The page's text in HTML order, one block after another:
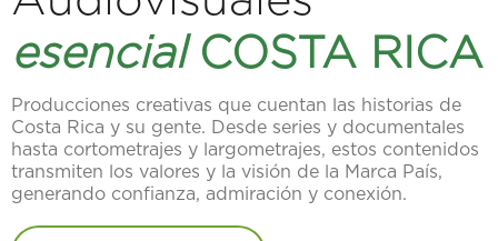
esencial COSTA RICA
Producciones creativas que cuentan las historias de
Costa Rica y su gente. Desde series y documentales
hasta cortometrajes y largometrajes, estos contenidos
transmiten los valores y la visión de la Marca País,
generando confianza, admiración y conexión.